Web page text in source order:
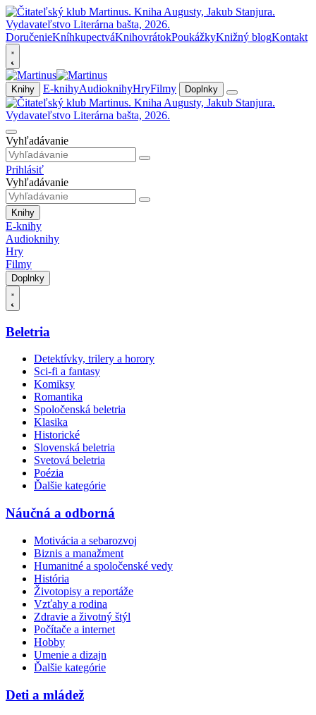
DoručenieKníhkupectváKnihovrátokPoukážkyKnižný blogKontakt
Knihy E-knihyAudioknihyHryFilmy Doplnky
Vyhľadávanie
Prihlásiť
Vyhľadávanie
Knihy
E-knihy
Audioknihy
Hry
Filmy
Doplnky
Beletria
Detektívky, trilery a horory
Sci-fi a fantasy
Komiksy
Romantika
Spoločenská beletria
Klasika
Historické
Slovenská beletria
Svetová beletria
Poézia
Ďalšie kategórie
Náučná a odborná
Motivácia a sebarozvoj
Biznis a manažment
Humanitné a spoločenské vedy
História
Životopisy a reportáže
Vzťahy a rodina
Zdravie a životný štýl
Počítače a internet
Hobby
Umenie a dizajn
Ďalšie kategórie
Deti a mládež